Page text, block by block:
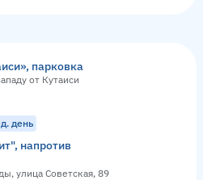
парковка
от Кутаиси
день
напротив
улица Советская, 89